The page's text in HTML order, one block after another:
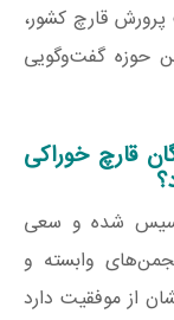
قارچ کشور،
حوزه گفت‌وگویی
قارچ خوراکی
است که تأسیس شده و سعی
وابسته و
از موفقیت دارد